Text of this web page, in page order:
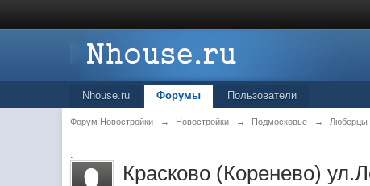
Nhouse.ru Форумы Пользователи
Форум Новостройки → Новостройки → Подмосковье → Люберцы
.
Красково (Коренево)